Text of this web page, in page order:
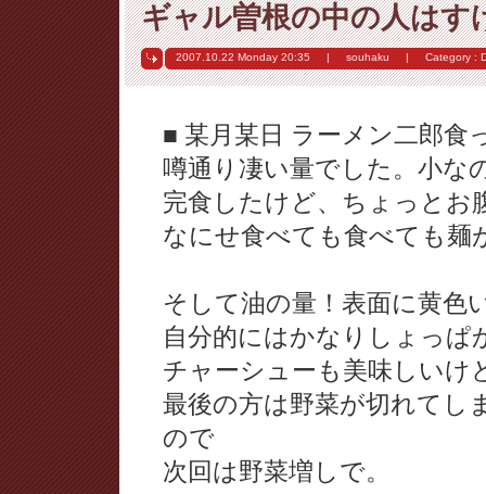
ギャル曽根の中の人はす
2007.10.22 Monday 20:35 | souhaku | Category :
■ 某月某日 ラーメン二郎食
噂通り凄い量でした。小な
完食したけど、ちょっとお
なにせ食べても食べても麺
そして油の量！表面に黄色
自分的にはかなりしょっぱ
チャーシューも美味しいけ
最後の方は野菜が切れてし
ので
次回は野菜増しで。